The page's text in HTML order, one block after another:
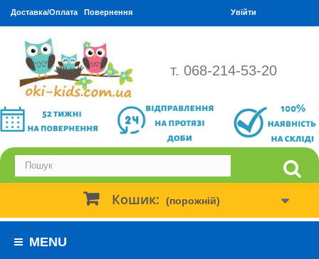
Доставка/Оплата Повернення Увійти
т. 068-214-53-20
Кошик: (порожній)
MENU